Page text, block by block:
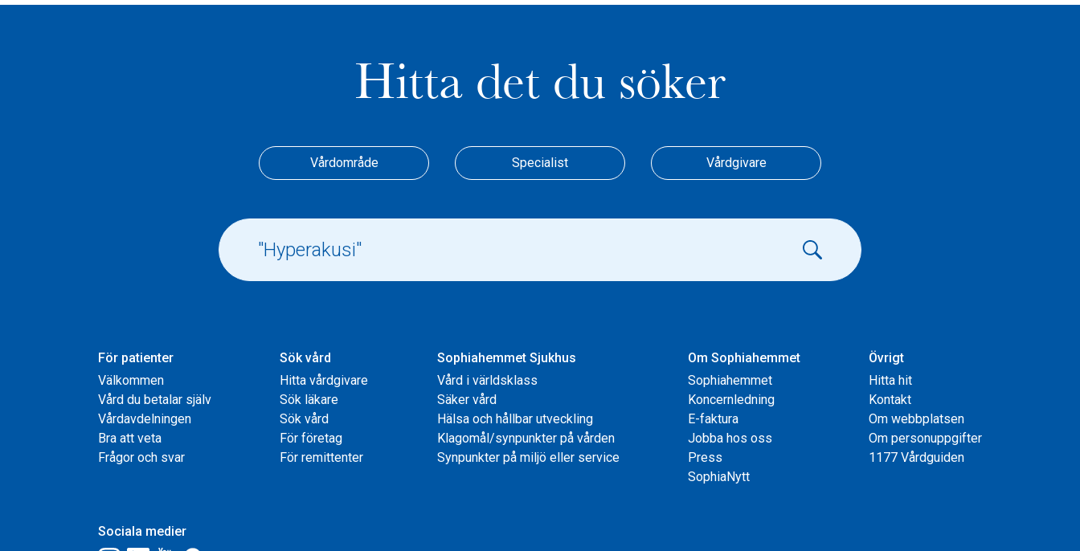
Hitta det du söker
Vårdområde Specialist Vårdgivare
För patienter
Välkommen
Vård du betalar själv
Vårdavdelningen
Bra att veta
Frågor och svar
Sök vård
Hitta vårdgivare
Sök läkare
Sök vård
För företag
För remittenter
Sophiahemmet Sjukhus
Vård i världsklass
Säker vård
Hälsa och hållbar utveckling
Klagomål/synpunkter på vården
Synpunkter på miljö eller service
Om Sophiahemmet
Sophiahemmet
Koncernledning
E-faktura
Jobba hos oss
Press
SophiaNytt
Övrigt
Hitta hit
Kontakt
Om webbplatsen
Om personuppgifter
1177 Vårdguiden
Sociala medier